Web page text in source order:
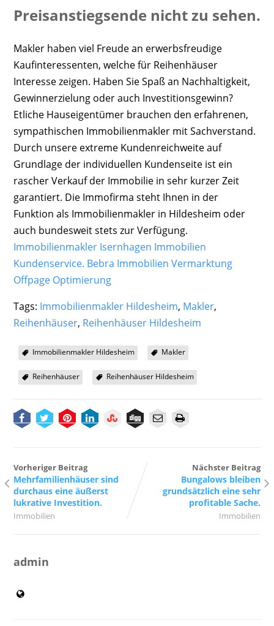
Preisanstiegsende nicht zu sehen.
Makler haben viel Freude an erwerbsfreudige
Kaufinteressenten, welche für Reihenhäuser
Interesse zeigen. Haben Sie Spaß an Nachhaltigkeit,
Gewinnerzielung oder auch Investitionsgewinn?
Etliche Hauseigentümer brauchen den erfahrenen,
sympathischen Immobilienmakler mit Sachverstand.
Durch unsere extreme Kundenreichweite auf
Grundlage der individuellen Kundenseite ist ein
rascher Verkauf der Immobilie in sehr kurzer Zeit
garantiert. Die Immofirma steht Ihnen in der
Funktion als Immobilienmakler in Hildesheim oder
auch bundesweit stets zur Verfügung.
Immobilienmakler Isernhagen Immobilien
Kundenservice. Bebra Immobilien Vermarktung
Offpage Optimierung
Tags: Immobilienmakler Hildesheim, Makler,
Reihenhäuser, Reihenhäuser Hildesheim
Immobilienmakler Hildesheim Makler
Reihenhäuser Reihenhäuser Hildesheim
Vorheriger Beitrag
Mehrfamilienhäuser sind
durchaus eine äußerst
lukrative Investition.
Immobilien
Nächster Beitrag
Bungalows bleiben
grundsätzlich eine sehr
profitable Sache.
Immobilien
admin